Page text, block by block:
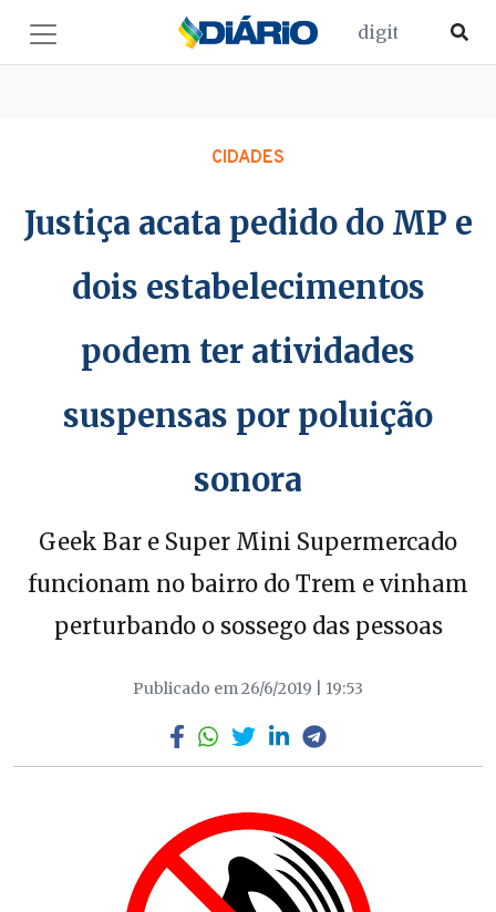
CIDADES
Justiça acata pedido do MP e
dois estabelecimentos
podem ter atividades
suspensas por poluição
sonora
Geek Bar e Super Mini Supermercado
funcionam no bairro do Trem e vinham
perturbando o sossego das pessoas
Publicado em 26/6/2019 | 19:53